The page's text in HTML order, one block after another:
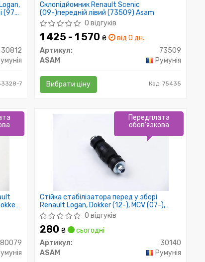
(97-)
30812
7
Склопідйомник Renault Scenic
(09-)передній лівий (73509) Asam
0 відгуків
1 425 - 1 570₴
від 0 дн.
Артикул:
73509
ASAM
Румунія
Вибрати ціну Код: 75435
80079
Стійка стабілізатора перед у зборі
Renault Logan, Dokker (12-), MCV (07-),
Symbol (13-), Sandero (10-) (30140) Asam
0 відгуків
280₴
сьогодні
Артикул:
30140
ASAM
Румунія
Передплата
обов'язкова